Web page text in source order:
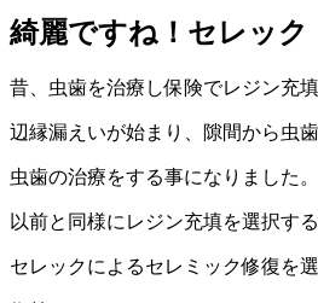
綺麗ですね！セレック
昔、虫歯を治療し保険でレジン充
辺縁漏えいが始まり、隙間から虫
虫歯の治療をする事になりました。
以前と同様にレジン充填を選択す
セレックによるセレミック修復を